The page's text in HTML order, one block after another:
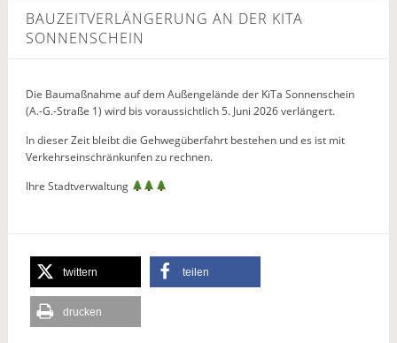
BAUZEITVERLÄNGERUNG AN DER KITA
SONNENSCHEIN
Die Baumaßnahme auf dem Außengelände der KiTa Sonnenschein
(A.-G.-Straße 1) wird bis voraussichtlich 5. Juni 2026 verlängert.
In dieser Zeit bleibt die Gehwegüberfahrt bestehen und es ist mit
Verkehrseinschränkunfen zu rechnen.
Ihre Stadtverwaltung
twittern teilen
drucken